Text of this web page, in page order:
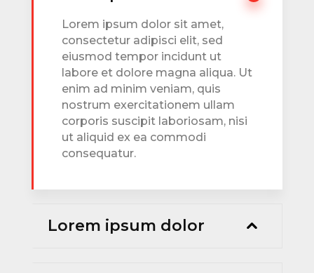
Lorem ipsum dolor sit amet,
consectetur adipisci elit, sed
eiusmod tempor incidunt ut
labore et dolore magna aliqua. Ut
enim ad minim veniam, quis
nostrum exercitationem ullam
corporis suscipit laboriosam, nisi
ut aliquid ex ea commodi
consequatur.
Lorem ipsum dolor